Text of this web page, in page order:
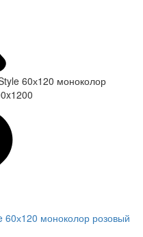
60х120 моноколор